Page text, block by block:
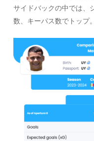
サイドバックの中では、
数、キーパス数でトップ。